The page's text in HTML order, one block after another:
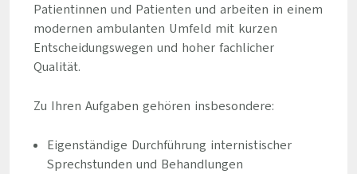
Patientinnen und Patienten und arbeiten in einem
modernen ambulanten Umfeld mit kurzen
Entscheidungswegen und hoher fachlicher
Qualität.
Zu Ihren Aufgaben gehören insbesondere:
Eigenständige Durchführung internistischer
Sprechstunden und Behandlungen